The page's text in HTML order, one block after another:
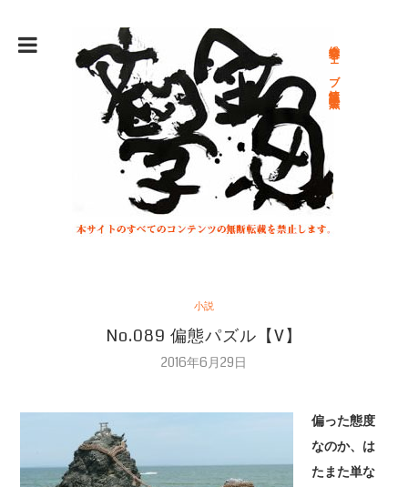
総合文学ウェブ情報誌 文学金魚
小説
No.089 偏態パズル【V】
2016年6月29日
偏った態度
なのか、は
たまた単な